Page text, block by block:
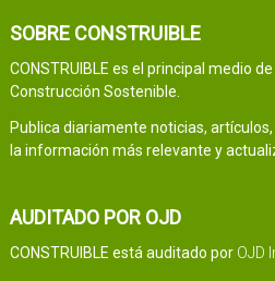
SOBRE CONSTRUIBLE
CONSTRUIBLE es el principal medio
Construcción Sostenible.
Publica diariamente noticias,
la información más relevante y
AUDITADO POR OJD
CONSTRUIBLE está auditado por OJD